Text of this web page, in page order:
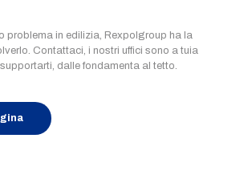
problema in edilizia, Rexpolgroup ha la
Contattaci, i nostri uffici sono a tuia
dalle fondamenta al tetto.